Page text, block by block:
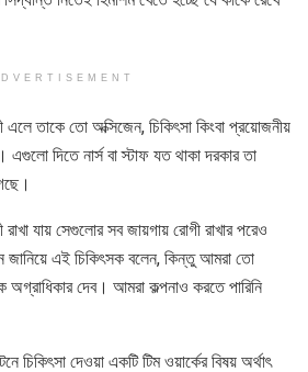
তাকে তো অক্সিজেন, চিকিৎসা কিংবা প্রয়োজনীয়
দিতে নার্স বা স্টাফ যত থাকা দরকার তা
যায় সেগুলোর সব জায়গায় রোগী রাখার পরেও
জানিয়ে এই চিকিৎসক বলেন, কিন্তু আমরা তো
অগ্রাধিকার দেব। আমরা কল্পনাও করতে পারিনি
চিকিৎসা দেওয়া একটি টিম ওয়ার্কের বিষয় অর্থাৎ